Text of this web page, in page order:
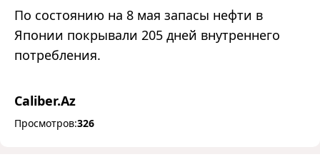
По состоянию на 8 мая запасы нефти в
Японии покрывали 205 дней внутреннего
потребления.
Caliber.Az
Просмотров:326